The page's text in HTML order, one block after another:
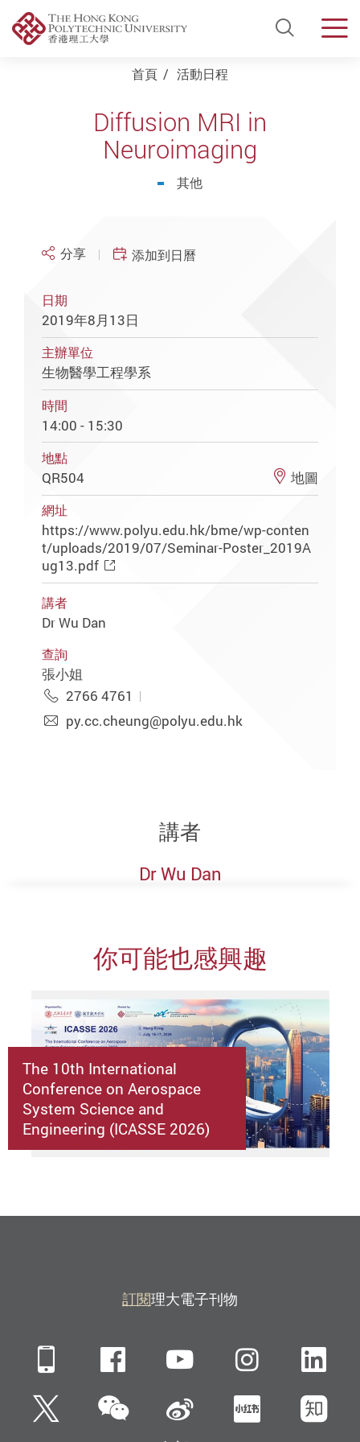
Open
首頁 活動日程
Diffusion MRI in
Neuroimaging
其他
分享 添加到日曆
日期
2019年8月13日
主辦單位
生物醫學工程學系
時間
14:00 - 15:30
地點
QR504 地圖
網址
https://www.polyu.edu.hk/bme/wp-conten
t/uploads/2019/07/Seminar-Poster_2019A
ug13.pdf
講者
Dr Wu Dan
查詢
張小姐
2766 4761
py.cc.cheung@polyu.edu.hk
講者
Dr Wu Dan
你可能也感興趣
The 10th International
Conference on Aerospace
System Science and
Engineering (ICASSE 2026)
訂閱理大電子刊物
Mobile FacebookYouTube
Twitter微信 新浪微博小紅書知